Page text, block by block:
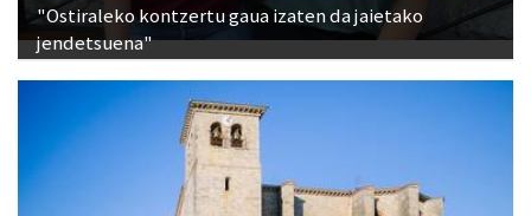
"Ostiraleko kontzertu gaua izaten da jaietako
jendetsuena"